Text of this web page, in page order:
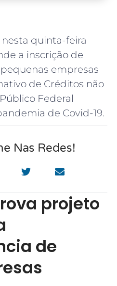
quinta-feira
a inscrição de
empresas
de Créditos não
Federal
de Covid-19.
Nas Redes!
projeto
de